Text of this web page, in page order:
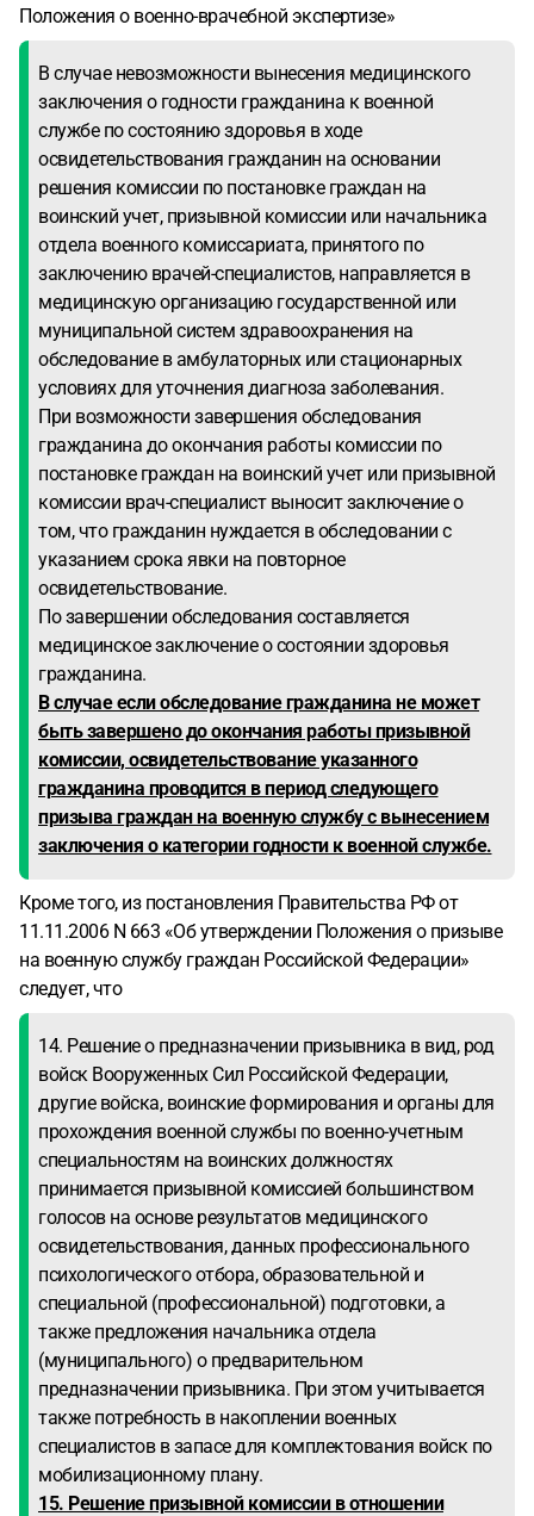
Положения о военно-врачебной экспертизе»
В случае невозможности вынесения медицинского
заключения о годности гражданина к военной
службе по состоянию здоровья в ходе
освидетельствования гражданин на основании
решения комиссии по постановке граждан на
воинский учет, призывной комиссии или начальника
отдела военного комиссариата, принятого по
заключению врачей-специалистов, направляется в
медицинскую организацию государственной или
муниципальной систем здравоохранения на
обследование в амбулаторных или стационарных
условиях для уточнения диагноза заболевания.
При возможности завершения обследования
гражданина до окончания работы комиссии по
постановке граждан на воинский учет или призывной
комиссии врач-специалист выносит заключение о
том, что гражданин нуждается в обследовании с
указанием срока явки на повторное
освидетельствование.
По завершении обследования составляется
медицинское заключение о состоянии здоровья
гражданина.
В случае если обследование гражданина не может
быть завершено до окончания работы призывной
комиссии, освидетельствование указанного
гражданина проводится в период следующего
призыва граждан на военную службу с вынесением
заключения о категории годности к военной службе.
Кроме того, из постановления Правительства РФ от
11.11.2006 N 663 «Об утверждении Положения о призыве
на военную службу граждан Российской Федерации»
следует, что
14. Решение о предназначении призывника в вид, род
войск Вооруженных Сил Российской Федерации,
другие войска, воинские формирования и органы для
прохождения военной службы по военно-учетным
специальностям на воинских должностях
принимается призывной комиссией большинством
голосов на основе результатов медицинского
освидетельствования, данных профессионального
психологического отбора, образовательной и
специальной (профессиональной) подготовки, а
также предложения начальника отдела
(муниципального) о предварительном
предназначении призывника. При этом учитывается
также потребность в накоплении военных
специалистов в запасе для комплектования войск по
мобилизационному плану.
15. Решение призывной комиссии в отношении